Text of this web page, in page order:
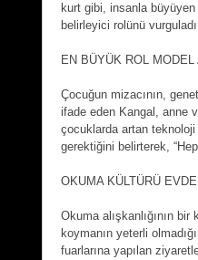
kurt gibi, insanla
belirleyici rolünü
EN BÜYÜK ROL
Çocuğun mizacının,
ifade eden Kangal, anne
çocuklarda artan teknoloji
gerektiğini belirterek,
OKUMA KÜLTÜRÜ
Okuma alışkanlığının
koymanın yeterli
fuarlarına yapılan